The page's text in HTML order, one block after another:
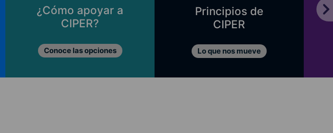
¿Cómo apoyar a
CIPER?
Conoce las opciones
Principios de
CIPER
Lo que nos mueve